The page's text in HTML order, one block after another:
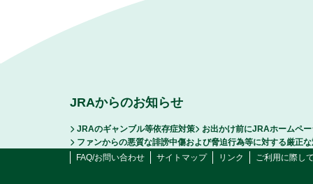
JRAからのお知らせ
JRAのギャンブル等依存症対策
お出かけ前にJRAホームペ
ファンからの悪質な誹謗中傷および脅迫行為等に対する厳正
FAQ/お問い合わせ
サイトマップ リンク ご利用に際し